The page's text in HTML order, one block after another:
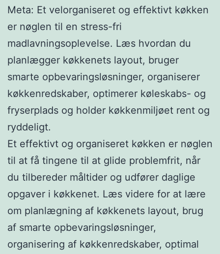
Meta: Et velorganiseret og effektivt køkken
er nøglen til en stress-fri
madlavningsoplevelse. Læs hvordan du
planlægger køkkenets layout, bruger
smarte opbevaringsløsninger, organiserer
køkkenredskaber, optimerer køleskabs- og
fryserplads og holder køkkenmiljøet rent og
ryddeligt.
Et effektivt og organiseret køkken er nøglen
til at få tingene til at glide problemfrit, når
du tilbereder måltider og udfører daglige
opgaver i køkkenet. Læs videre for at lære
om planlægning af køkkenets layout, brug
af smarte opbevaringsløsninger,
organisering af køkkenredskaber, optimal